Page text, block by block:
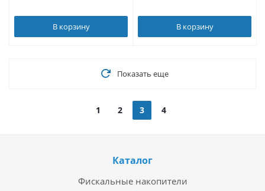
В корзину В корзину
Показать еще
1 2 3 4
Каталог
Фискальные накопители